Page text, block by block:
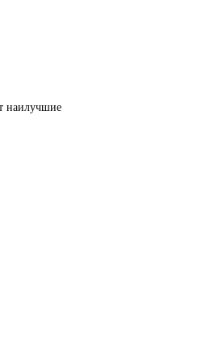
наилучшие